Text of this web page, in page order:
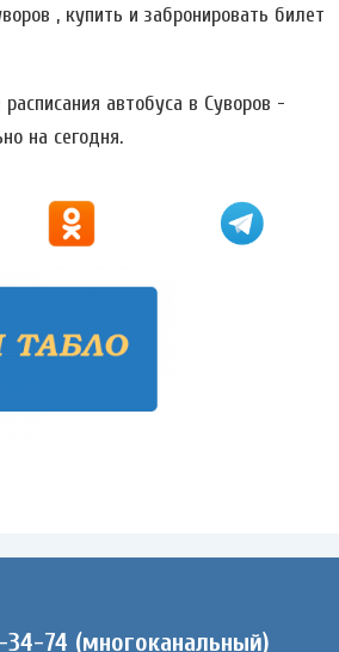
, купить и забронировать билет
автобуса в Суворов -
на сегодня.
34-74 (многоканальный)